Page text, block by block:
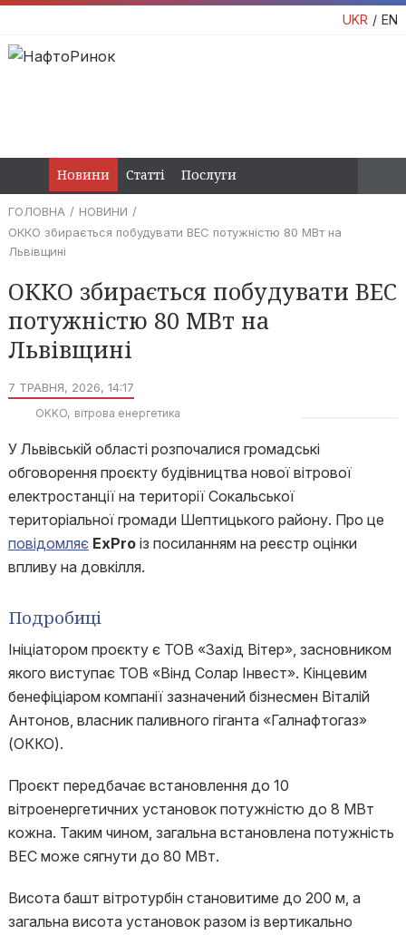
UKR EN
Новини Статті Послуги
ГОЛОВНА
НОВИНИ
ОККО збирається побудувати ВЕС потужністю 80 МВт на
Львівщині
ОККО збирається побудувати ВЕС
потужністю 80 МВт на
Львівщині
7 ТРАВНЯ, 2026, 14:17
OKKO вітрова енергетика
У Львівській області розпочалися громадські
обговорення проєкту будівництва нової вітрової
електростанції на території Сокальської
територіальної громади Шептицького району. Про це
повідомляє ExProіз посиланням на реєстр оцінки
впливу на довкілля.
Подробиці
Ініціатором проєкту є ТОВ «Захід Вітер», засновником
якого виступає ТОВ «Вінд Солар Інвест». Кінцевим
бенефіціаром компанії зазначений бізнесмен Віталій
Антонов, власник паливного гіганта «Галнафтогаз»
(ОККО).
Проєкт передбачає встановлення до 10
вітроенергетичних установок потужністю до 8 МВт
кожна. Таким чином, загальна встановлена потужність
ВЕС може сягнути до 80 МВт.
Висота башт вітротурбін становитиме до 200 м, а
загальна висота установок разом із вертикально